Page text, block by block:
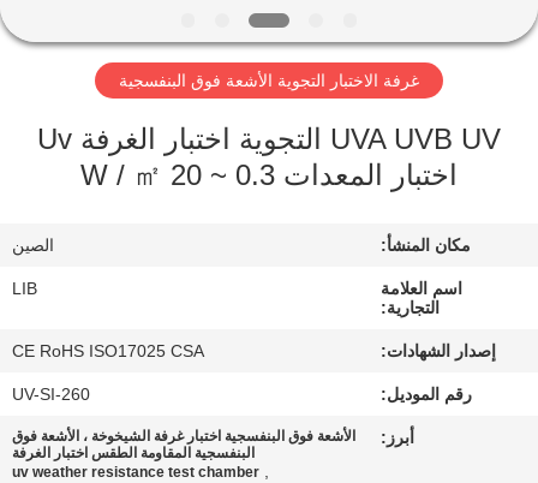
عنا
في
المعمل
مراقبة
الجودة
اتصل
غرفة الاختبار التجوية الأشعة فوق البنفسجية
UVA UVB UV التجوية اختبار الغرفة Uv
اختبار المعدات 0.3 ~ 20 W / ㎡
مكان المنشأ: الصين
اسم العلامة
التجارية:
LIB
إصدار الشهادات: CE RoHS ISO17025 CSA
رقم الموديل: UV-SI-260
أبرز:
الأشعة فوق البنفسجية اختبار غرفة الشيخوخة ، الأشعة فوق
البنفسجية المقاومة الطقس اختبار الغرفة
,
uv weather resistance test chamber